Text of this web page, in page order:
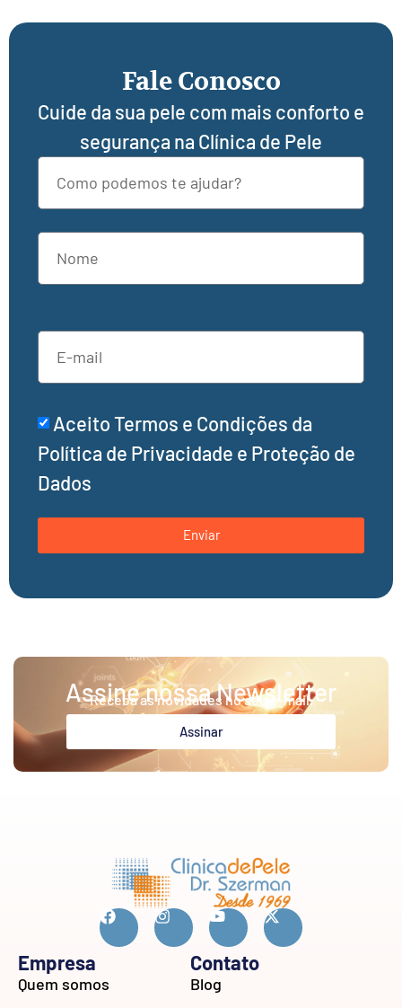
Fale Conosco
Cuide da sua pele com mais conforto e
segurança na Clínica de Pele
Aceito Termos e Condições da
Política de Privacidade e Proteção de
Dados
Enviar
Assine nossa Newsletter
Receba as novidades no seu e-mail.
Assinar
Empresa
Quem somos
Contato
Blog